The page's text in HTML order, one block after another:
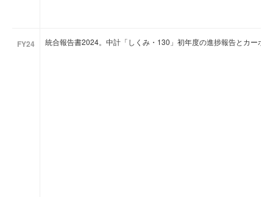
FY24 統合報告書2024。中計「しくみ・130」初年度の進捗報告とカーボ